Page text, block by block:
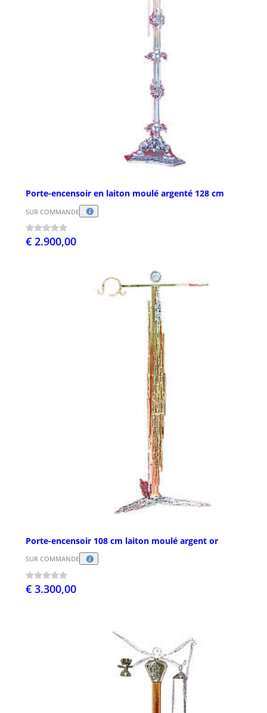
Porte-encensoir en laiton moulé argenté 128 cm
SUR COMMANDE
€ 2.900,00
Porte-encensoir 108 cm laiton moulé argent or
SUR COMMANDE
€ 3.300,00